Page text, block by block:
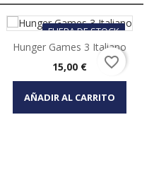
FUERA DE STOCK
Hunger Games 3 Italiano
Precio
15,00 €
AÑADIR AL CARRITO
favorite_border